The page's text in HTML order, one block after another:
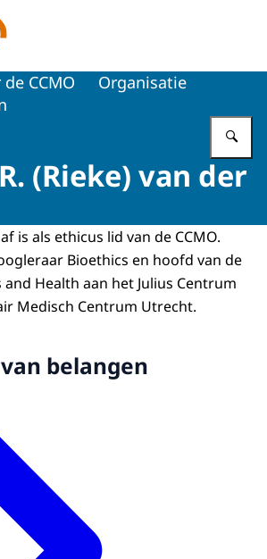
van Centrale Commissie
de CCMO
Organisatie
(Rieke) van der
is als ethicus lid van de CCMO.
Bioethics en hoofd van de
Health aan het Julius Centrum
Medisch Centrum Utrecht.
belangen